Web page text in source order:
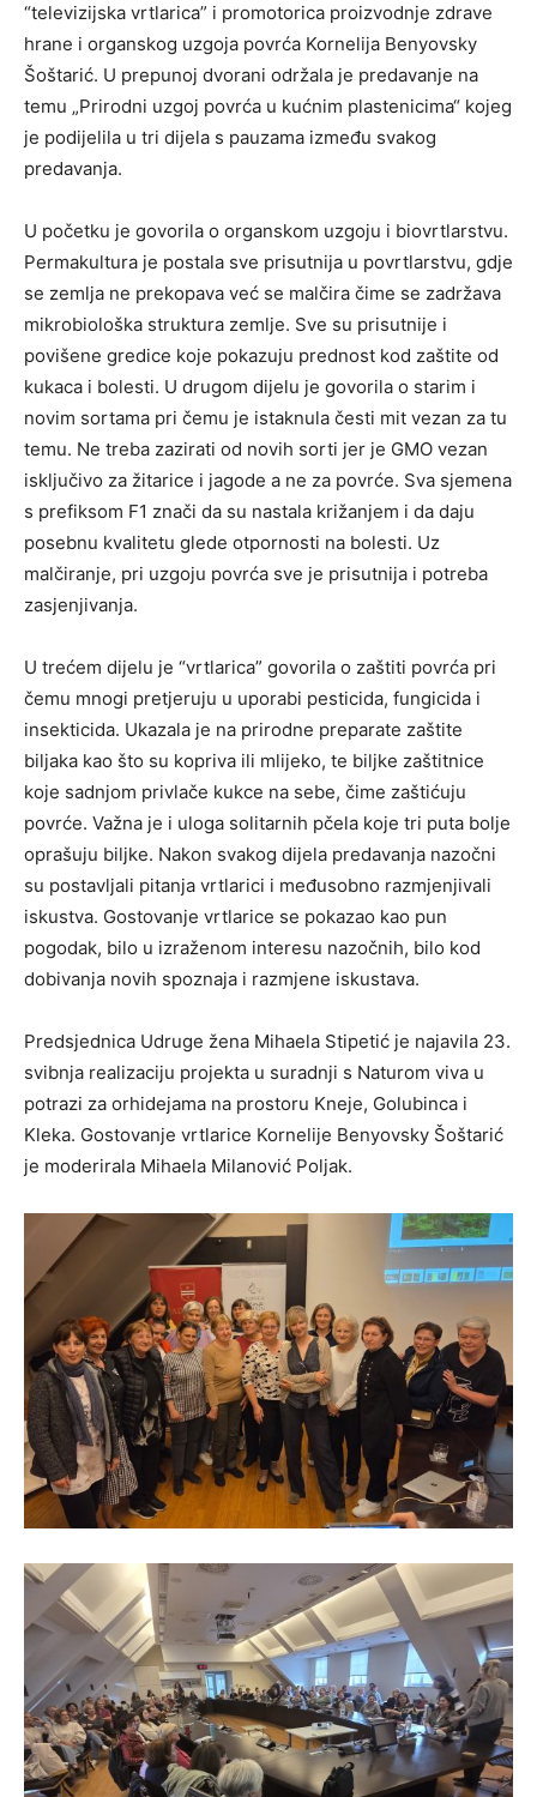
“televizijska vrtlarica” i promotorica proizvodnje zdrave
hrane i organskog uzgoja povrća Kornelija Benyovsky
Šoštarić. U prepunoj dvorani održala je predavanje na
temu „Prirodni uzgoj povrća u kućnim plastenicima“ kojeg
je podijelila u tri dijela s pauzama između svakog
predavanja.
U početku je govorila o organskom uzgoju i biovrtlarstvu.
Permakultura je postala sve prisutnija u povrtlarstvu, gdje
se zemlja ne prekopava već se malčira čime se zadržava
mikrobiološka struktura zemlje. Sve su prisutnije i
povišene gredice koje pokazuju prednost kod zaštite od
kukaca i bolesti. U drugom dijelu je govorila o starim i
novim sortama pri čemu je istaknula česti mit vezan za tu
temu. Ne treba zazirati od novih sorti jer je GMO vezan
isključivo za žitarice i jagode a ne za povrće. Sva sjemena
s prefiksom F1 znači da su nastala križanjem i da daju
posebnu kvalitetu glede otpornosti na bolesti. Uz
malčiranje, pri uzgoju povrća sve je prisutnija i potreba
zasjenjivanja.
U trećem dijelu je “vrtlarica” govorila o zaštiti povrća pri
čemu mnogi pretjeruju u uporabi pesticida, fungicida i
insekticida. Ukazala je na prirodne preparate zaštite
biljaka kao što su kopriva ili mlijeko, te biljke zaštitnice
koje sadnjom privlače kukce na sebe, čime zaštićuju
povrće. Važna je i uloga solitarnih pčela koje tri puta bolje
oprašuju biljke. Nakon svakog dijela predavanja nazočni
su postavljali pitanja vrtlarici i međusobno razmjenjivali
iskustva. Gostovanje vrtlarice se pokazao kao pun
pogodak, bilo u izraženom interesu nazočnih, bilo kod
dobivanja novih spoznaja i razmjene iskustava.
Predsjednica Udruge žena Mihaela Stipetić je najavila 23.
svibnja realizaciju projekta u suradnji s Naturom viva u
potrazi za orhidejama na prostoru Kneje, Golubinca i
Kleka. Gostovanje vrtlarice Kornelije Benyovsky Šoštarić
je moderirala Mihaela Milanović Poljak.